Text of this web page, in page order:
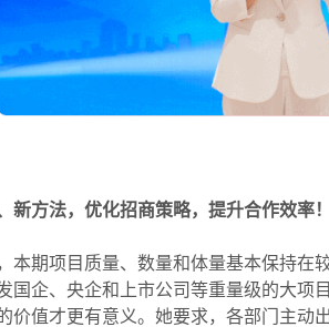
新方法，优化招商策略，提升合作效率！
期项目质量、数量和体量基本保持在
国企、央企和上市公司等重量级的大项
价值才更有意义。她要求，各部门主动